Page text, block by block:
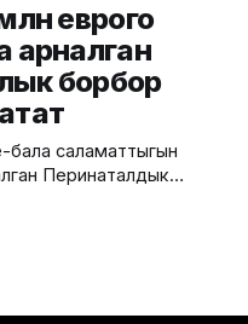
еврого
арналган
борбор
саламаттыгын
Перинаталдык
сактоо
млн евро